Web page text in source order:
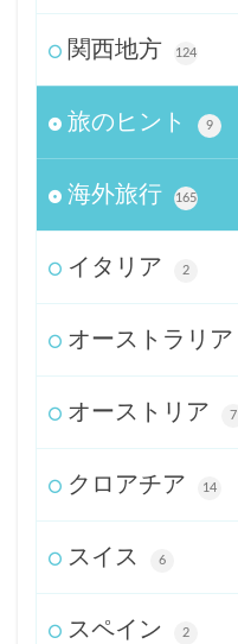
関西地方 124
旅のヒント 9
海外旅行 165
イタリア 2
オーストラリア
オーストリア 7
クロアチア 14
スイス 6
スペイン 2